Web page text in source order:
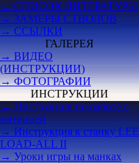
→ СПИСОК ЛИТЕРАТУРЫ
→ ЗАМЕРЫ СТВОЛОВ
→ ССЫЛКИ
ГАЛЕРЕЯ
→ ВИДЕО
(ИНСТРУКЦИИ)
→ ФОТОГРАФИИ
ИНСТРУКЦИИ
→ Инструкция по работе с
матрицей
→ Инструкция к станку LEE
LOAD-ALL II
→ Уроки игры на манках